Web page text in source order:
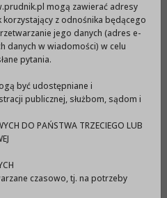
Miejskiej w
25 listopada
w Prudniku z dnia 25
mogą zawierać adresy
z odnośnika będącego
jego danych (adres e-
danych w wiadomości) w celu
pytania.
być udostępniane i
publicznej, służbom, sądom i
DO PAŃSTWA TRZECIEGO LUB
czasowo, tj. na potrzeby